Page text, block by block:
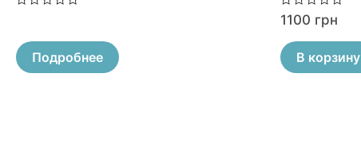
5
Подробнее
Оценка
0
5
1100 грн
В корзину